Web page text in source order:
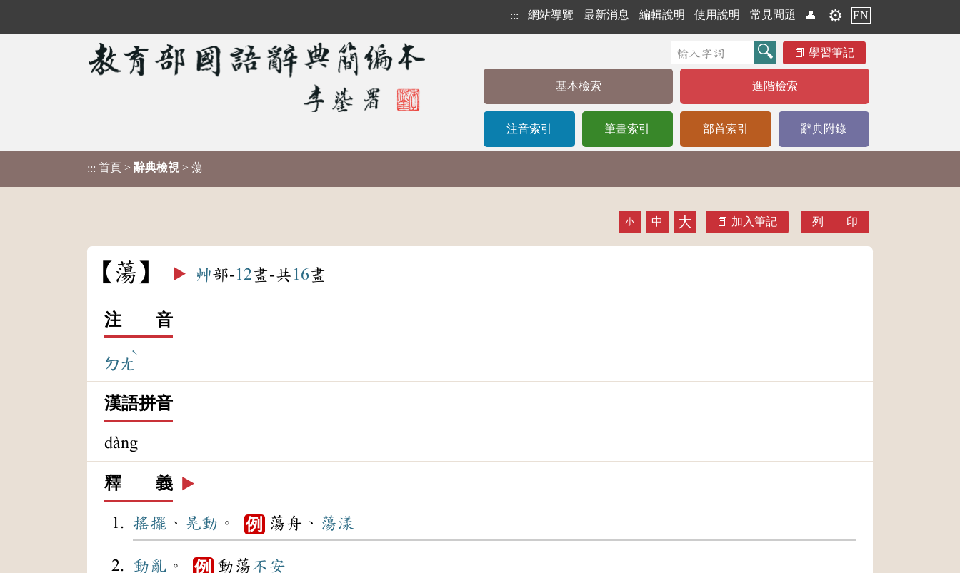
::: 網站導覽 最新消息 編輯說明 使用說明 常見問題 👤 ⚙️ EN
學習筆記
基本檢索 進階檢索
注音索引 筆畫索引 部首索引 辭典附錄
::: 首頁 > 辭典檢視 > 蕩
小 中 大 加入筆記 列 印
蕩 ▶️ 艸部-12畫-共 16畫
注 音
ㄉㄤ
ˋ
漢語拼音
dàng
釋 義 ▶️
搖擺 、 晃動 。 例 蕩舟、 蕩漾
動亂 。 例 動蕩不安